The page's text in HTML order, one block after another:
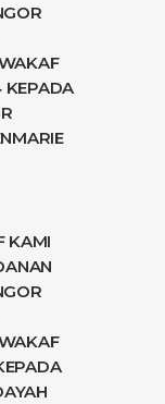
KEPADA
KAMI